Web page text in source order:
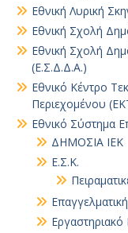
Εθνική Λυρική
Εθνική Σχολή
Εθνική Σχολή
(Ε.Σ.Δ.Δ.Α.)
Εθνικό Κέντρο
Περιεχομένου
Εθνικό Σύστημα
ΔΗΜΟΣΙΑ ΙΕΚ
Ε.Σ.Κ.